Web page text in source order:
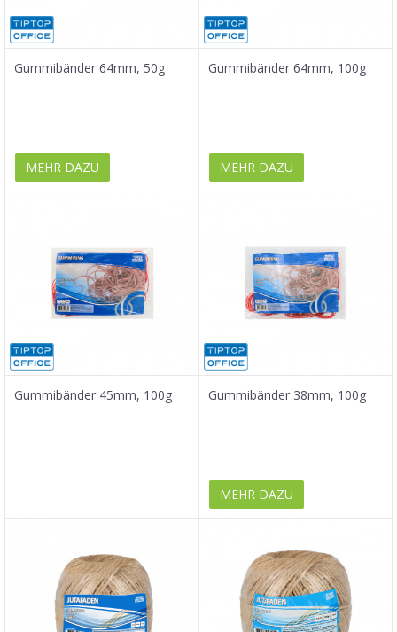
Gummibänder 64mm, 50g
MEHR DAZU
Gummibänder 64mm, 100g
MEHR DAZU
Gummibänder 45mm, 100g Gummibänder 38mm, 100g
MEHR DAZU